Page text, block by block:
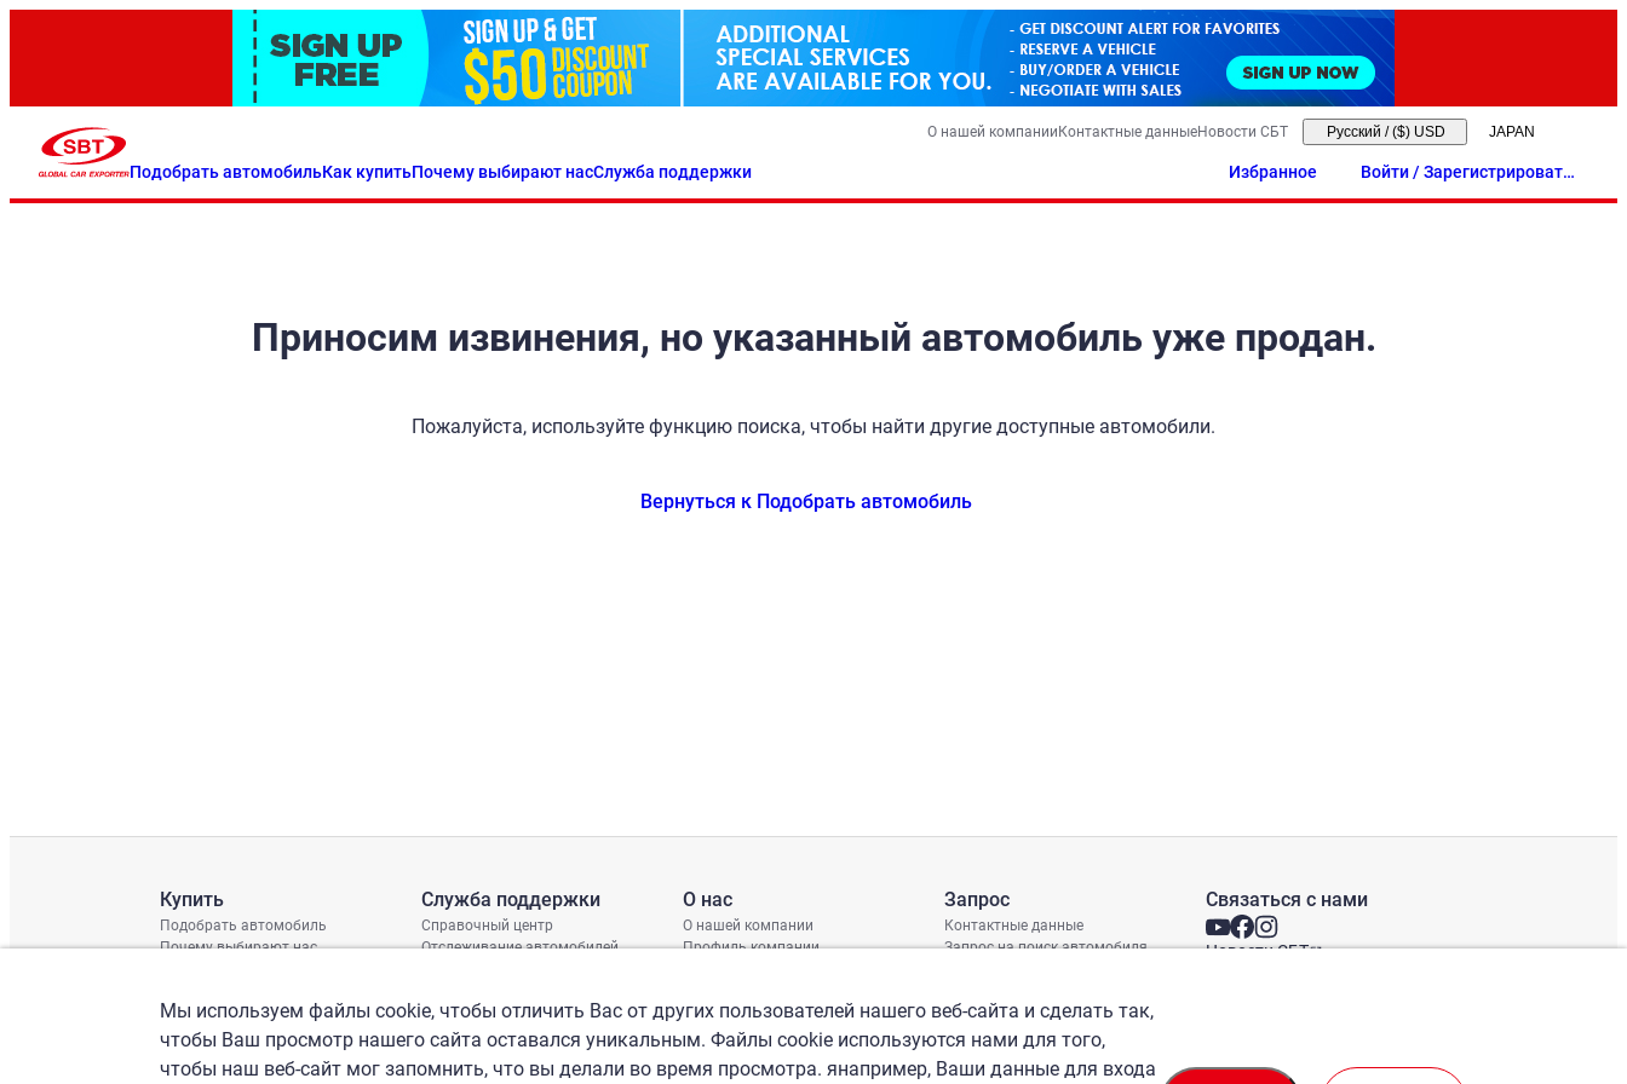
Подобрать автомобильКак купитьПочему выбирают насСлужба поддержки
О нашей компанииКонтактные данныеНовости СБТ Русский / ($) USD
Избранное
Войти / Зарегистрировать
ся
Приносим извинения, но указанный автомобиль уже продан.
Пожалуйста, используйте функцию поиска, чтобы найти другие доступные автомобили.
Вернуться к Подобрать автомобиль
Купить
Подобрать автомобиль
Почему выбирают нас
Служба поддержки
Справочный центр
Отслеживание автомобилей
График доставки
Проверка шасси
О нас
О нашей компании
Профиль компании
Запрос
Контактные данные
Запрос на поиск автомобиля
Связаться с нами
Новости СБТ
Мы используем файлы cookie, чтобы отличить Вас от других пользователей нашего веб-сайта и сделать так,
чтобы Ваш просмотр нашего сайта оставался уникальным. Файлы cookie используются нами для того,
чтобы наш веб-сайт мог запомнить, что вы делали во время просмотра. янапример, Ваши данные для входа